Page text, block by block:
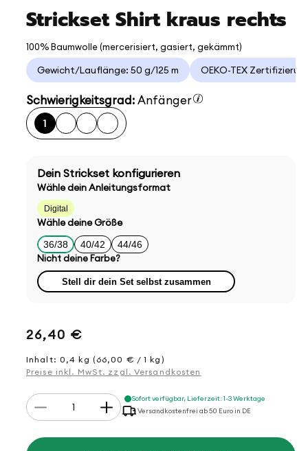
Strickset Shirt kraus rechts
100% Baumwolle (mercerisiert, gasiert, gekämmt)
Gewicht/Lauflänge: 50 g/125 m OEKO-TEX
Schwierigkeitsgrad:Anfänger
1
Dein Strickset konfigurieren
Wähle dein Anleitungsformat
Digital
Wähle deine Größe
36/38 40/42 44/46
Nicht deine Farbe?
Stell dir dein Set selbst zusammen
Normaler
Preis
26,40 €
Inhalt: 0,4 kg (66,00 € / 1 kg)
Preise inkl. MwSt. zzgl. Versandkosten
Anzahl
Verringere
die
Erhöhe
die
Sofort verfügbar, Lieferzeit: 1-3 Werktage
Versandkostenfrei ab 50 Euro in DE